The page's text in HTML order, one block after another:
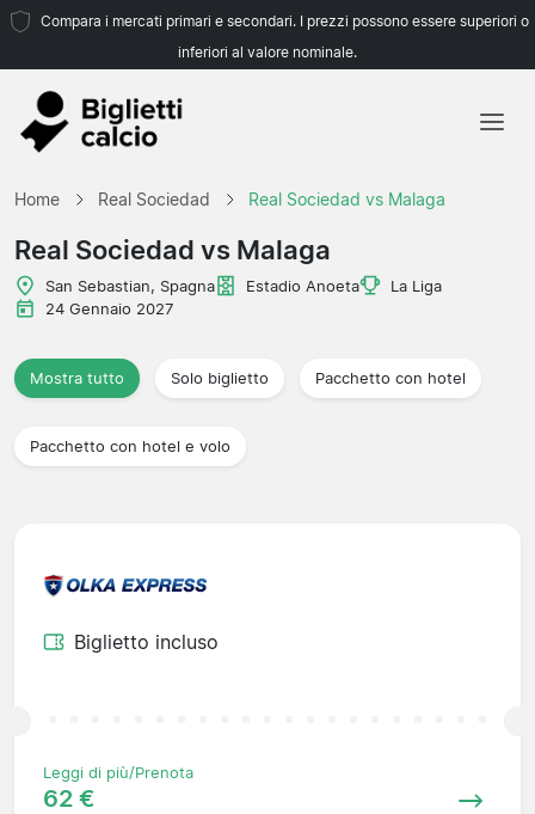
Compara i mercati primari e secondari. I prezzi possono essere superiori o
inferiori al valore nominale.
Campionati
Home Real Sociedad Real Sociedad vs Malaga
Real Sociedad vs Malaga
San Sebastian, Spagna Estadio Anoeta
La Liga
24 Gennaio 2027
Mostra tutto Solo biglietto Pacchetto con hotel
Pacchetto con hotel e volo
Biglietto incluso
Leggi di più/Prenota
62 €